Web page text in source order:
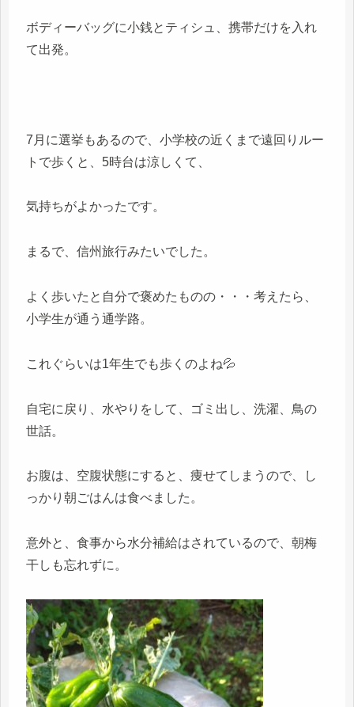
ボディーバッグに小銭とティシュ、携帯だけを入れ
て出発。
7月に選挙もあるので、小学校の近くまで遠回りルー
トで歩くと、5時台は涼しくて、
気持ちがよかったです。
まるで、信州旅行みたいでした。
よく歩いたと自分で褒めたものの・・・考えたら、
小学生が通う通学路。
これぐらいは1年生でも歩くのよね💦
自宅に戻り、水やりをして、ゴミ出し、洗濯、鳥の
世話。
お腹は、空腹状態にすると、痩せてしまうので、し
っかり朝ごはんは食べました。
意外と、食事から水分補給はされているので、朝梅
干しも忘れずに。